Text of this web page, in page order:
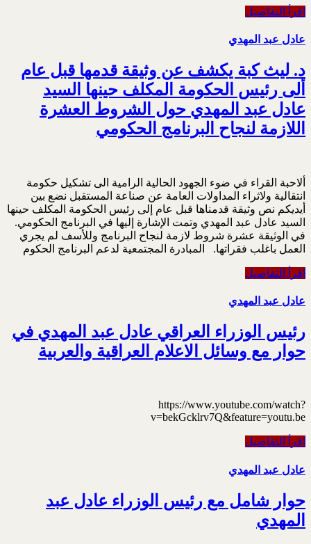
اقرأ التفاصيل
عادل عبد المهدي
د. ليث كبة يكشف عن وثيقة قدمها قبل عام
ألى رئيس الحكومة المكلف حينها السيد
عادل عبد المهدي حول الشروط العشرة
اللازمة لنجاح البرنامج الحكومي
ألاحبة القراء في ضوء الجهود الحالية الرامية الى تشكيل حكومة
انتقالية ولاثراء المداولات العامة عن صناعة المستقبل نضع بين
أيديكم نص وثيقة قدمناها قبل عام إلى رئيس الحكومة المكلف حينها
السيد عادل عبد المهدي وتمت الإشارة إليها في البرنامج الحكومي.
في الوثيقة عشرة شروط لازمة لنجاح البرنامج وللأسف لم يجري
العمل باغلب فقراتها. المبادرة المجتمعية لدعم البرنامج الحكوم
اقرأ التفاصيل
عادل عبد المهدي
رئيس الوزراء العراقي عادل عبد المهدي في
حوار مع وسائل الاعلام العراقية والعربية
https://www.youtube.com/watch?
v=bekGcklrv7Q&feature=youtu.be
اقرأ التفاصيل
عادل عبد المهدي
حوار شامل مع رئيس الوزراء عادل عبد
المهدي